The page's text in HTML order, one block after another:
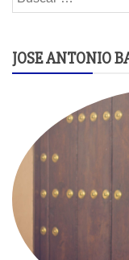
JOSE ANTONIO